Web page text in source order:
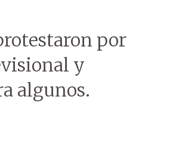
por
y
algunos.